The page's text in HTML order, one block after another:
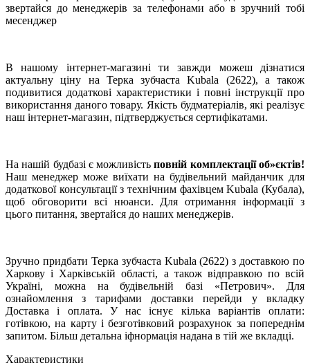
звертайся до менеджерів за телефонами або в зручний тобі
месенджер
В нашому інтернет-магазині ти завжди можеш дізнатися
актуальну ціну на Терка зубчаста Kubala (2622), а також
подивитися додаткові характеристики і повні інструкції про
використання даного товару. Якість будматеріалів, які реалізує
наш інтернет-магазин, підтверджується сертифікатами.
На нашій будбазі є можливістьповній комплектації об»єктів!
Наш менеджер може виїхати на будівельний майданчик для
додаткової консультації з технічним фахівцем Kubala (Кубала),
щоб обговорити всі нюанси. Для отримання інформації з
цього питання, звертайся до наших менеджерів.
Зручно придбати Терка зубчаста Kubala (2622) з доставкою по
Харкову і Харківській області, а також відправкою по всій
Україні, можна на будівельній базі «Петрович». Для
ознайомлення з тарифами доставки перейди у вкладку
Доставка і оплата. У нас існує кілька варіантів оплати:
готівкою, на карту і безготівковий розрахунок за попереднім
запитом. Більш детальна іфнормація надана в тій же вкладці.
Характеристики